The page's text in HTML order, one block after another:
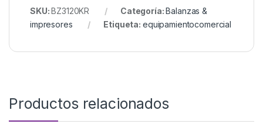
SKU:BZ3120KR Categoría:Balanzas &
impresores
Etiqueta: equipamientocomercial
Productos relacionados